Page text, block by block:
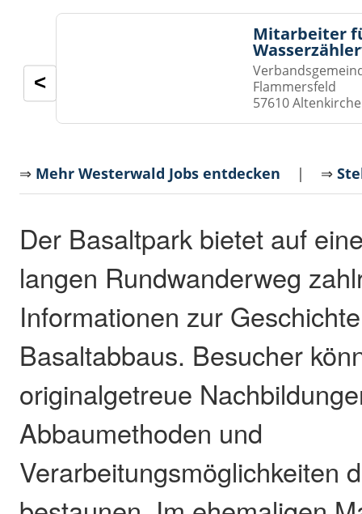
Mitarbeiter
Flammersfeld
57610
<
⇒ Mehr Westerwald Jobs entdecken | ⇒
Der Basaltpark bietet auf
langen Rundwanderweg
Informationen zur
Basaltabbaus. Besucher
originalgetreue
Abbaumethoden und
Verarbeitungsmöglichkeiten